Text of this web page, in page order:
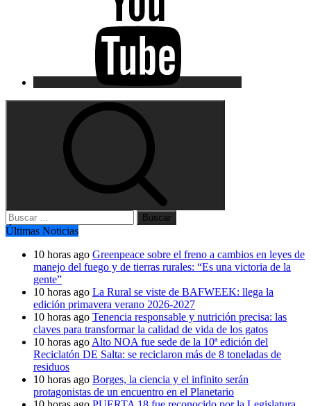
Buscar:
Últimas Noticias
10 horas ago Greenpeace sobre el freno a cambios en leyes de
manejo del fuego y de tierras rurales: “Es una victoria de la
gente”
10 horas ago La Rural se viste de BAFWEEK: llega la
edición primavera verano 2026-2027
10 horas ago Tenencia responsable y nutrición precisa: las
claves para transformar la calidad de vida de los gatos
10 horas ago Alto NOA fue sede de la 10ª edición del
Reciclatón DE Salta: se reciclaron más de 8 toneladas de
residuos
10 horas ago Borges, la ciencia y el infinito serán
protagonistas de un encuentro en el Planetario